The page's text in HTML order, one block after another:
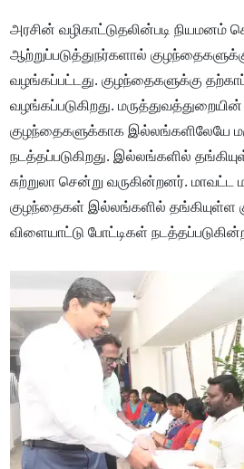
அரசின் வழிகாட்டுதலின்படி நியமனம்
ஆற்றுப்படுத்துநர்களால்
வழங்கப்பட்டது. குழந்தைகளுக்கு
வழங்கப்படுகிறது.
குழந்தைகளுக்காக இல்லங்களிலேயே
நடத்தப்படுகிறது. இல்லங்களில்
சுற்றுலா சென்று வருகின்றனர். மாவட்ட
குழந்தைகள் இல்லங்களில் தங்கியுள்ள
விளையாட்டு போட்டிகள்